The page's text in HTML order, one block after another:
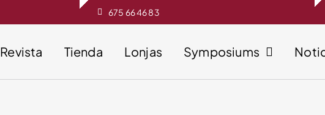
675 66 46 83
Revista Tienda Lonjas Symposiums